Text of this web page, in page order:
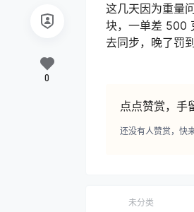
这几天因为重量
块，一单差 500
去同步，晚了罚
点点赞赏，手
还没有人赞赏，快
0
未分类